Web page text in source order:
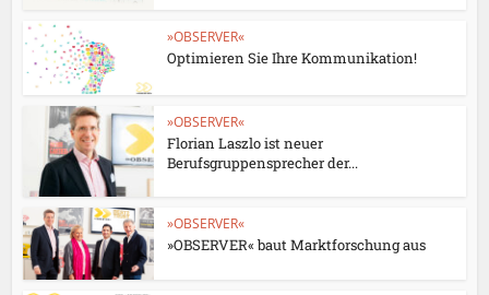
»OBSERVER«
Optimieren Sie Ihre Kommunikation!
»OBSERVER«
Florian Laszlo ist neuer
Berufsgruppensprecher der...
»OBSERVER«
»OBSERVER« baut Marktforschung aus